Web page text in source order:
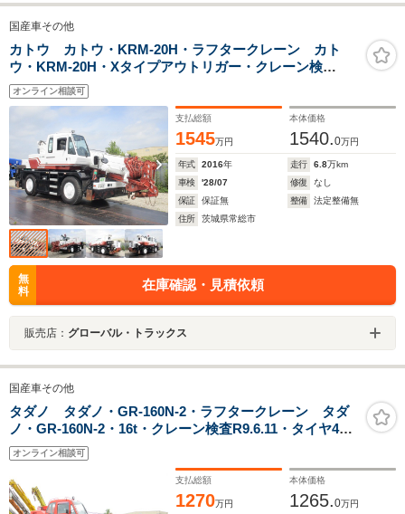
国産車その他
カトウ カトウ・KRM-20H・ラフタークレーン カト
ウ・KRM-20H・Xタイプアウトリガー・クレーン検
R10.7.13
オンライン相談可
支払総額
1545万円
本体価格
1540.0万円
年式 2016年 走行 6.8万km
車検
'28/07 修復
なし
保証
保証無 整備
法定整備無
住所
茨城県常総市
無
料
在庫確認・見積依頼
販売店： グローバル・トラックス
国産車その他
タダノ タダノ・GR-160N-2・ラフタークレーン タダ
ノ・GR-160N-2・16t・クレーン検査R9.6.11・タイヤ4本
新品
オンライン相談可
支払総額
1270万円
本体価格
1265.0万円